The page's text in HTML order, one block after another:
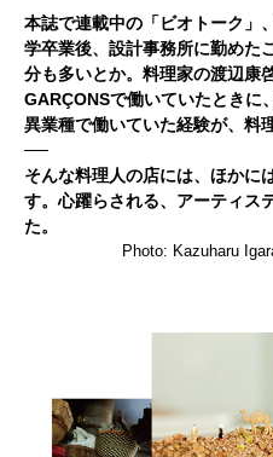
本誌で連載中の「ビオトーク」
学卒業後、設計事務所に勤めた
分も多いとか。料理家の渡辺康
GARÇONSで働いていたときに
異業種で働いていた経験が、料
──
そんな料理人の店には、ほかに
す。心躍らされる、アーティス
た。
Photo: Kazuharu